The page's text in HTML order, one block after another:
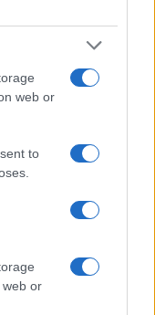
web or
to
web or
con Avis Olbia al
in calo